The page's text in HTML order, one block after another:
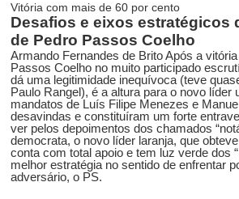
Vitória com mais de 60 por cento
Desafios e eixos estratégicos
de Pedro Passos Coelho
Armando Fernandes de Brito Após a
Passos Coelho no muito participado
dá uma legitimidade inequívoca (teve
Paulo Rangel), é a altura para o novo líder
mandatos de Luís Filipe Menezes e
desavindas e constituíram um forte
ver pelos depoimentos dos chamados
democrata, o novo líder laranja, que
conta com total apoio e tem luz verde dos
melhor estratégia no sentido de enfrentar
adversário, o PS.